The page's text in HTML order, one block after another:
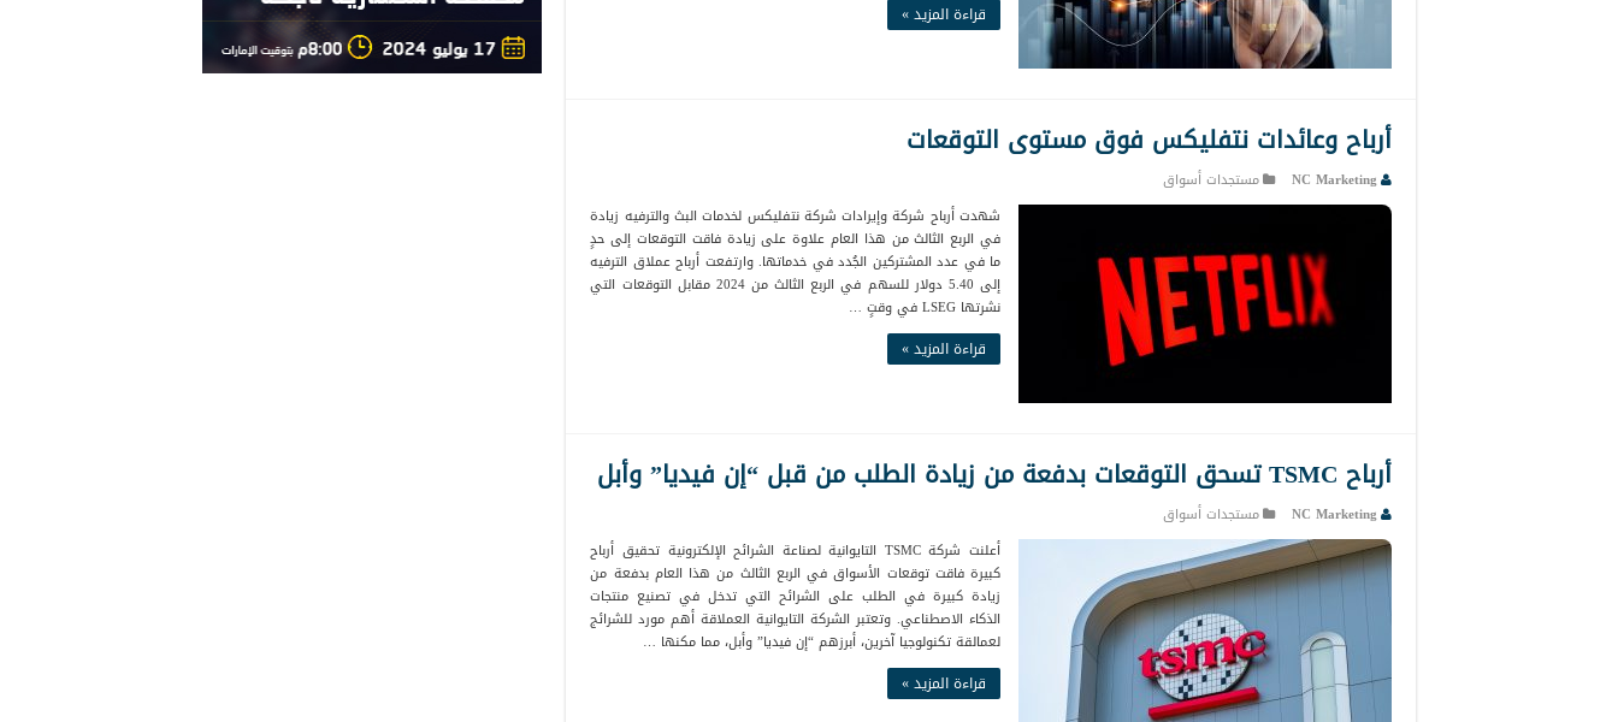
قراءة المزيد »
أرباح وعائدات نتفليكس فوق مستوى التوقعات
NC Marketing
مستجدات أسواق
شهدت أرباح شركة وإيرادات شركة نتفليكس لخدمات البث والترفيه زيادة
في الربع الثالث من هذا العام علاوة على زيادة فاقت التوقعات إلى حدٍ
ما في عدد المشتركين الجُدد في خدماتها. وارتفعت أرباح عملاق الترفيه
إلى 5.40 دولار للسهم في الربع الثالث من 2024 مقابل التوقعات التي
نشرتها LSEG في وقتٍ …
قراءة المزيد »
أرباح TSMC تسحق التوقعات بدفعة من زيادة الطلب من قبل “إن فيديا” وأبل
NC Marketing
مستجدات أسواق
أعلنت شركة TSMC التايوانية لصناعة الشرائح الإلكترونية تحقيق أرباح
كبيرة فاقت توقعات الأسواق في الربع الثالث من هذا العام بدفعة من
زيادة كبيرة في الطلب على الشرائح التي تدخل في تصنيع منتجات
الذكاء الاصطناعي. وتعتبر الشركة التايوانية العملاقة أهم مورد للشرائج
لعمالقة تكنولوجيا آخرين، أبرزهم “إن فيديا” وأبل، مما مكنها …
قراءة المزيد »